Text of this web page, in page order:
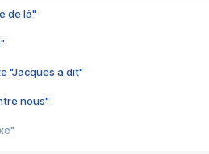
de là"
"Jacques a dit"
nous"